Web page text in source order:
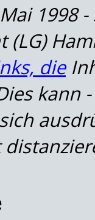
1998
(LG)
die
kann